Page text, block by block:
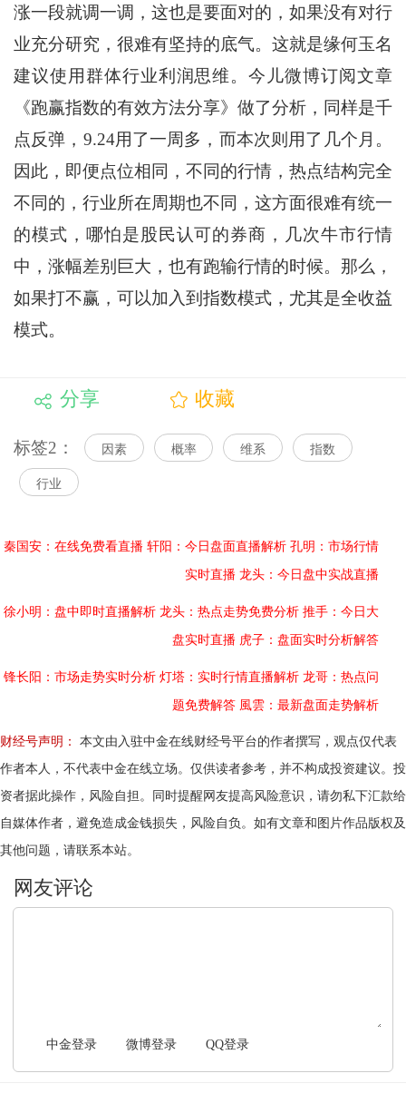
涨一段就调一调，这也是要面对的，如果没有对行
业充分研究，很难有坚持的底气。这就是缘何玉名
建议使用群体行业利润思维。今儿微博订阅文章
《跑赢指数的有效方法分享》做了分析，同样是千
点反弹，9.24用了一周多，而本次则用了几个月。
因此，即便点位相同，不同的行情，热点结构完全
不同的，行业所在周期也不同，这方面很难有统一
的模式，哪怕是股民认可的券商，几次牛市行情
中，涨幅差别巨大，也有跑输行情的时候。那么，
如果打不赢，可以加入到指数模式，尤其是全收益
模式。
分享 收藏
标签2： 因素 概率 维系 指数
行业
秦国安：在线免费看直播 轩阳：今日盘面直播解析 孔明：市场行情
实时直播 龙头：今日盘中实战直播
徐小明：盘中即时直播解析 龙头：热点走势免费分析 推手：今日大
盘实时直播 虎子：盘面实时分析解答
锋长阳：市场走势实时分析 灯塔：实时行情直播解析 龙哥：热点问
题免费解答 風雲：最新盘面走势解析
财经号声明：
本文由入驻中金在线财经号平台的作者撰写，观点仅代表
作者本人，不代表中金在线立场。仅供读者参考，并不构成投资建议。投
资者据此操作，风险自担。同时提醒网友提高风险意识，请勿私下汇款给
自媒体作者，避免造成金钱损失，风险自负。如有文章和图片作品版权及
其他问题，请联系本站。
中金登录 微博登录 QQ登录